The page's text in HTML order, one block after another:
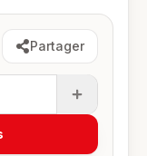
Partager